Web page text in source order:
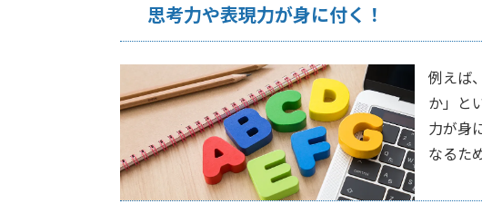
思考力や表現力が身に付く！
例えば
か」と
力が身
なるた